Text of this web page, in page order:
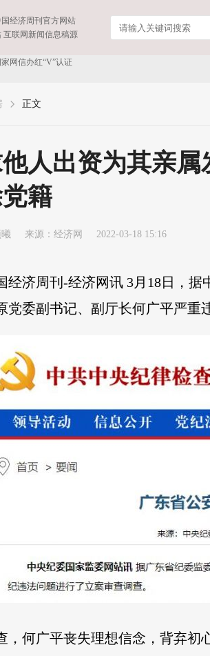
经济周刊官方网站
互联网新闻信息稿源
网信办红“V”认证
正文
人出资为其亲
籍
来源： 经济网 2022-03-18 15:16
经济周刊-经济网讯 3月18日，
党委副书记、副厅长何广平严重
，何广平丧失理想信念，背弃初